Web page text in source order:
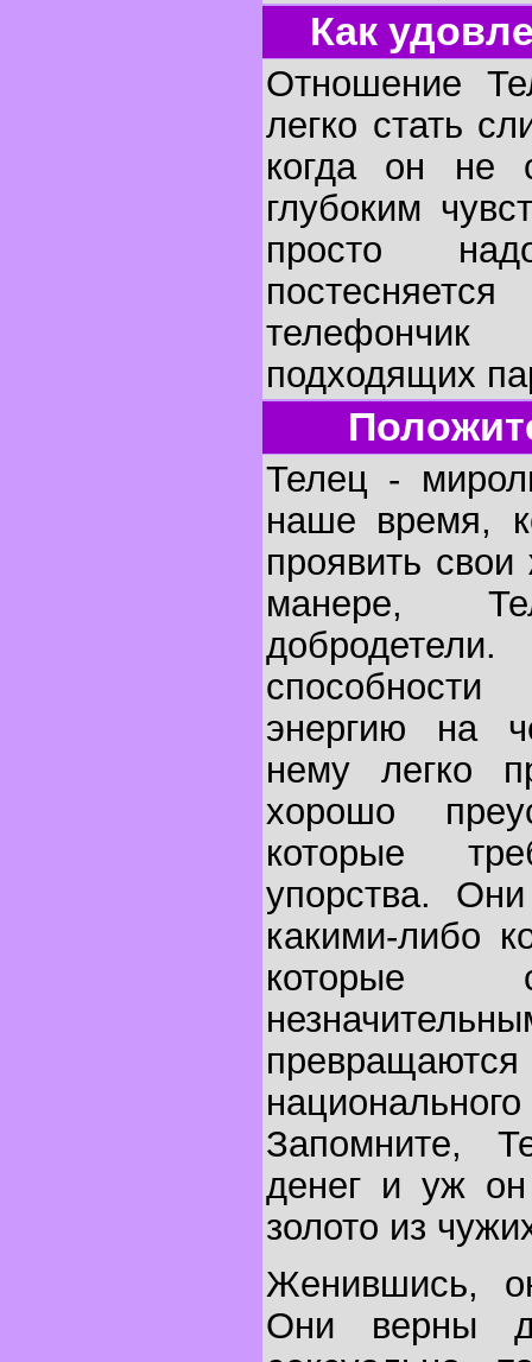
Как
Отношение
легко стать
когда он не
глубоким
просто
телефончик
подходящих
Телец -
наше время,
проявить
манере,
энергию на
нему легко
хорошо
которые
упорства.
какими-либо
которые
Запомните,
денег и уж он
золото из
Женившись,
Они верны